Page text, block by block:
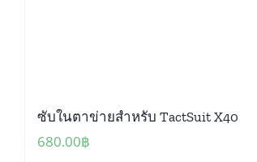
ซับในตาข่ายสำหรับ TactSuit X40
680.00฿